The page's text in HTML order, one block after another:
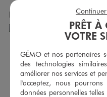
Produits achetés ensemble
PRÊT À
VOTRE
GÉMO et nos partenaires
des technologies
améliorer nos services et
l'acceptez, nous
données personnelles